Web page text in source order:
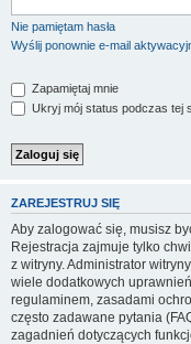
Nie pamiętam hasła
Wyślij ponownie e-mail
Zapamiętaj mnie
Ukryj mój status podczas tej
ZAREJESTRUJ SIĘ
Aby zalogować się, musisz
Rejestracja zajmuje tylko
z witryny. Administrator
wiele dodatkowych
regulaminem, zasadami
często zadawane pytania
zagadnień dotyczących